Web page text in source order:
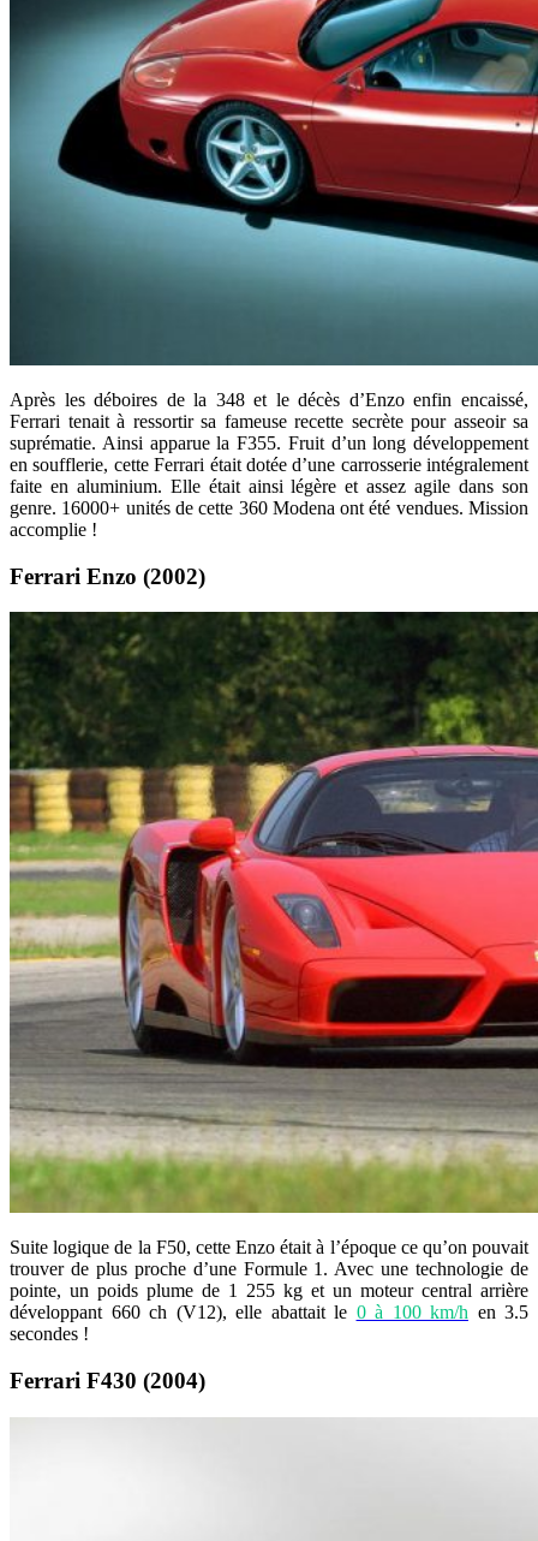
Après les déboires de la 348 et le décès d’Enzo enfin encaissé,
Ferrari tenait à ressortir sa fameuse recette secrète pour asseoir sa
suprématie. Ainsi apparue la F355. Fruit d’un long développement
en soufflerie, cette Ferrari était dotée d’une carrosserie intégralement
faite en aluminium. Elle était ainsi légère et assez agile dans son
genre. 16000+ unités de cette 360 Modena ont été vendues. Mission
accomplie !
Ferrari Enzo (2002)
Suite logique de la F50, cette Enzo était à l’époque ce qu’on pouvait
trouver de plus proche d’une Formule 1. Avec une technologie de
pointe, un poids plume de 1 255 kg et un moteur central arrière
développant 660 ch (V12), elle abattait le 0 à 100 km/h en 3.5
secondes !
Ferrari F430 (2004)